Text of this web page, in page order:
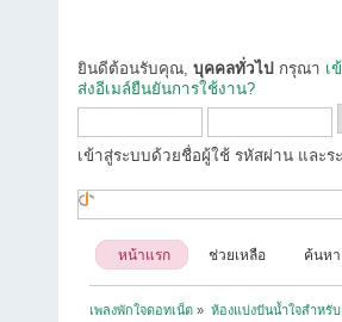
ยินดีต้อนรับคุณ, บุคคลทั่วไป กรุณา เ
ส่งอีเมล์ยืนยันการใช้งาน?
เข้าสู่ระบบด้วยชื่อผู้ใช้ รหัสผ่าน และร
หน้าแรก ช่วยเหลือ ค้นหา
เพลงพักใจดอทเน็ต » ห้องแบ่งปันน้ำใจสำหรั